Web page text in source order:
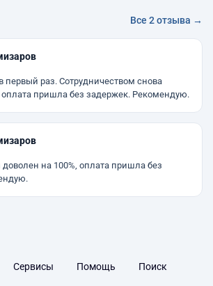
Все 2 отзыва →
первый раз. Сотрудничеством снова
оплата пришла без задержек. Рекомендую.
на 100%, оплата пришла без
Сервисы Помощь Поиск